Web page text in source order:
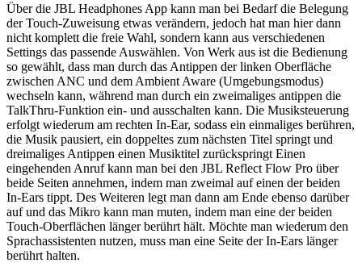
Über die JBL Headphones App kann man bei Bedarf die Belegung
der Touch-Zuweisung etwas verändern, jedoch hat man hier dann
nicht komplett die freie Wahl, sondern kann aus verschiedenen
Settings das passende Auswählen. Von Werk aus ist die Bedienung
so gewählt, dass man durch das Antippen der linken Oberfläche
zwischen ANC und dem Ambient Aware (Umgebungsmodus)
wechseln kann, während man durch ein zweimaliges antippen die
TalkThru-Funktion ein- und ausschalten kann. Die Musiksteuerung
erfolgt wiederum am rechten In-Ear, sodass ein einmaliges berühren,
die Musik pausiert, ein doppeltes zum nächsten Titel springt und
dreimaliges Antippen einen Musiktitel zurückspringt Einen
eingehenden Anruf kann man bei den JBL Reflect Flow Pro über
beide Seiten annehmen, indem man zweimal auf einen der beiden
In-Ears tippt. Des Weiteren legt man dann am Ende ebenso darüber
auf und das Mikro kann man muten, indem man eine der beiden
Touch-Oberflächen länger berührt hält. Möchte man wiederum den
Sprachassistenten nutzen, muss man eine Seite der In-Ears länger
berührt halten.